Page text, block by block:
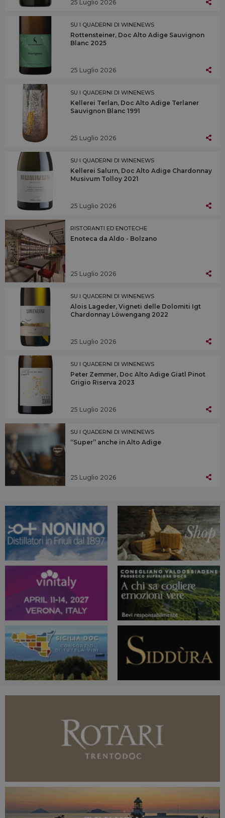
25 Luglio 2026
SU I QUADERNI DI WINENEWS
Rottensteiner, Doc Alto Adige Sauvignon
Blanc 2025
25 Luglio 2026
SU I QUADERNI DI WINENEWS
Kellerei Terlan, Doc Alto Adige Terlaner
Sauvignon Blanc 1991
25 Luglio 2026
SU I QUADERNI DI WINENEWS
Kellerei Salurn, Doc Alto Adige Chardonnay
Musivum Tolloy 2021
25 Luglio 2026
RISTORANTI ED ENOTECHE
Enoteca da Aldo - Bolzano
25 Luglio 2026
SU I QUADERNI DI WINENEWS
Alois Lageder, Vigneti delle Dolomiti Igt
Chardonnay Löwengang 2022
25 Luglio 2026
SU I QUADERNI DI WINENEWS
Peter Zemmer, Doc Alto Adige Giatl Pinot
Grigio Riserva 2023
25 Luglio 2026
SU I QUADERNI DI WINENEWS
“Super” anche in Alto Adige
25 Luglio 2026